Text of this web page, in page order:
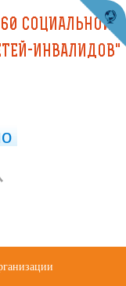
СОЦИАЛЬНОЙ
ИНВАЛИДОВ"